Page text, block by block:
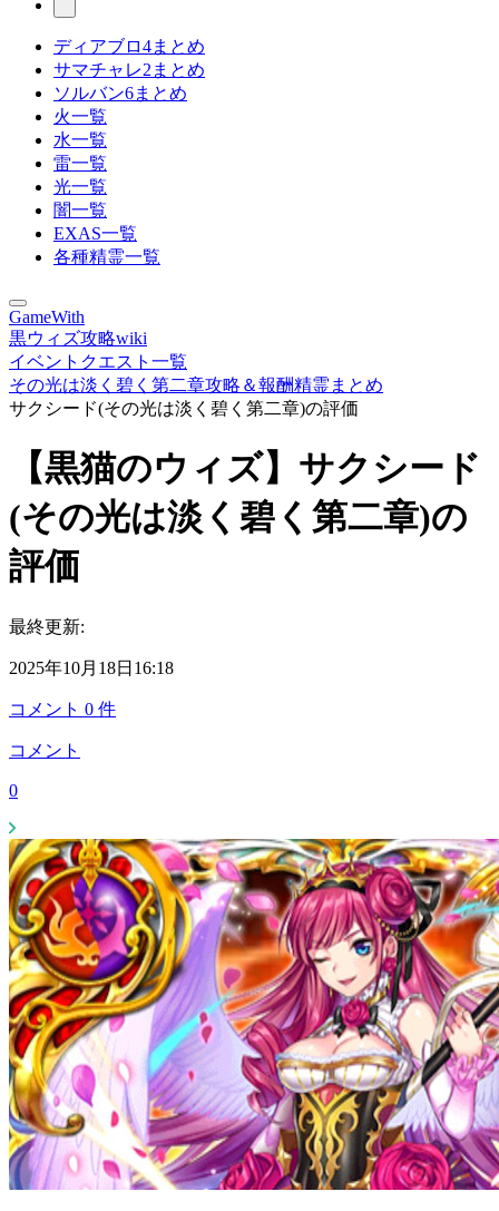
ディアブロ4まとめ
サマチャレ2まとめ
ソルバン6まとめ
火一覧
水一覧
雷一覧
光一覧
闇一覧
EXAS一覧
各種精霊一覧
GameWith
黒ウィズ攻略wiki
イベントクエスト一覧
その光は淡く碧く第二章攻略＆報酬精霊まとめ
サクシード(その光は淡く碧く第二章)の評価
【黒猫のウィズ】サクシード
(その光は淡く碧く第二章)の
評価
最終更新:
2025年10月18日16:18
コメント 0 件
コメント
0